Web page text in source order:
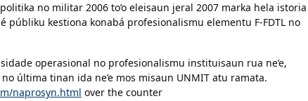
no militar 2006 to’o eleisaun jeral 2007 marka hela istoria
públiku kestiona konabá profesionalismu elementu F-FDTL no
operasional no profesionalismu instituisaun rua ne’e,
última tinan ida ne’e mos misaun UNMIT atu ramata.
naprosyn.html over the counter